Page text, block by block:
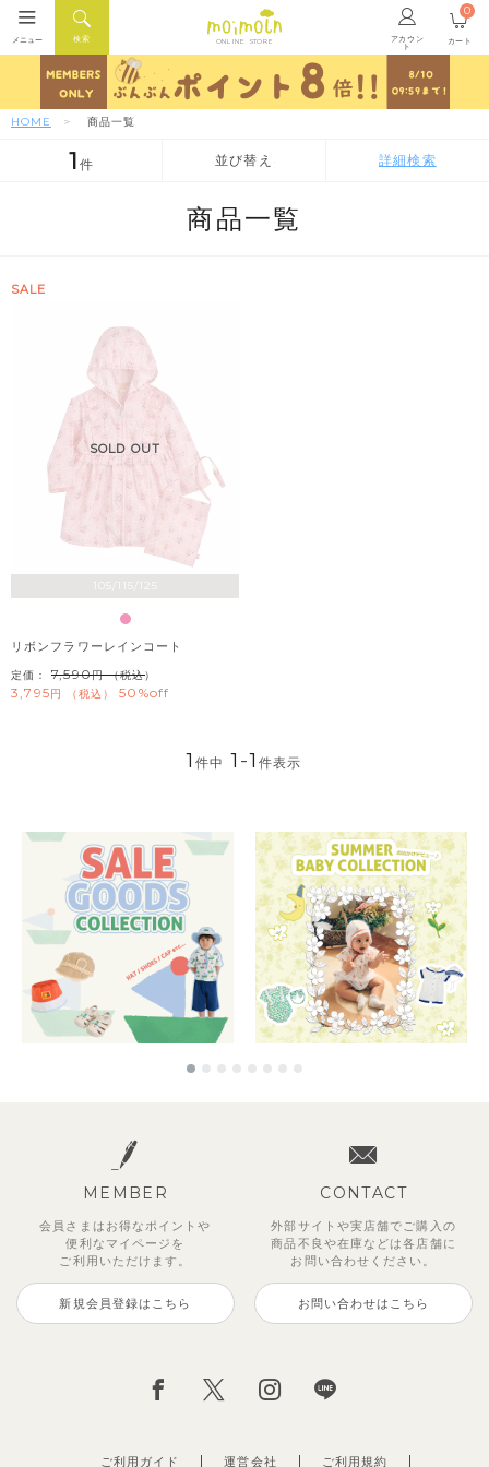
ONLINE STORE アカウン
ト
検索
メニュー カート
0
HOME 商品一覧
並び替え
新着順
価格が安い順
1 件 詳細検索
商品一覧
SOLD OUT
SALE
リボンフラワーレインコート
定価： 7,590 （税込）
3,795 税込 50%off
1件中 1 -1 件表示
MEMBER
会員さまはお得なポイントや
便利な マイページを
ご利用いただけます。
新規会員登録はこちら
CONTACT
外部サイトや実店舗でご購入の
商品不良や在庫などは各店舗に
お問い合わせください。
お問い合わせはこちら
ご利用ガイド 運営会社 ご利用規約